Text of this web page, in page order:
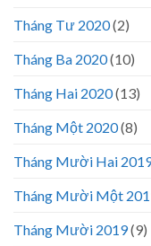
Tháng Tư 2020(2)
Tháng Ba 2020(10)
Tháng Hai 2020(13)
Tháng Một 2020(8)
Tháng Mười Hai
Tháng Mười Một
Tháng Mười 2019(9)